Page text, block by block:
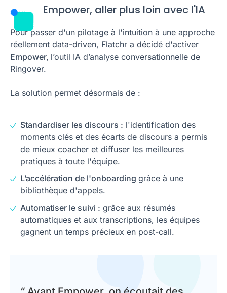
Empower, aller plus loin avec l'IA
Pour passer d'un pilotage à l'intuition à une approche
réellement data-driven, Flatchr a décidé d'activer
Empower, l’outil IA d’analyse conversationnelle de
Ringover.
La solution permet désormais de :
Standardiser les discours : l'identification des
moments clés et des écarts de discours a permis
de mieux coacher et diffuser les meilleures
pratiques à toute l'équipe.
L’accélération de l'onboarding grâce à une
bibliothèque d'appels.
Automatiser le suivi : grâce aux résumés
automatiques et aux transcriptions, les équipes
gagnent un temps précieux en post-call.